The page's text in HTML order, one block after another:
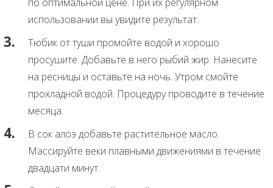
использовании вы увидите результат.
Тюбик от туши промойте водой и хорошо
просушите. Добавьте в него рыбий жир. Нанесите
на ресницы и оставьте на ночь. Утром смойте
прохладной водой. Процедуру проводите в течение
месяца.
В сок алоэ добавьте растительное масло.
Массируйте веки плавными движениями в течение
двадцати минут.